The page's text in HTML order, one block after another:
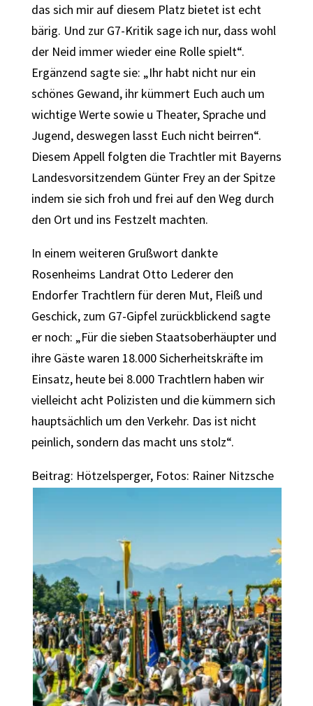
das sich mir auf diesem Platz bietet ist echt
bärig. Und zur G7-Kritik sage ich nur, dass wohl
der Neid immer wieder eine Rolle spielt“.
Ergänzend sagte sie: „Ihr habt nicht nur ein
schönes Gewand, ihr kümmert Euch auch um
wichtige Werte sowie u Theater, Sprache und
Jugend, deswegen lasst Euch nicht beirren“.
Diesem Appell folgten die Trachtler mit Bayerns
Landesvorsitzendem Günter Frey an der Spitze
indem sie sich froh und frei auf den Weg durch
den Ort und ins Festzelt machten.
In einem weiteren Grußwort dankte
Rosenheims Landrat Otto Lederer den
Endorfer Trachtlern für deren Mut, Fleiß und
Geschick, zum G7-Gipfel zurückblickend sagte
er noch: „Für die sieben Staatsoberhäupter und
ihre Gäste waren 18.000 Sicherheitskräfte im
Einsatz, heute bei 8.000 Trachtlern haben wir
vielleicht acht Polizisten und die kümmern sich
hauptsächlich um den Verkehr. Das ist nicht
peinlich, sondern das macht uns stolz“.
Beitrag: Hötzelsperger, Fotos: Rainer Nitzsche